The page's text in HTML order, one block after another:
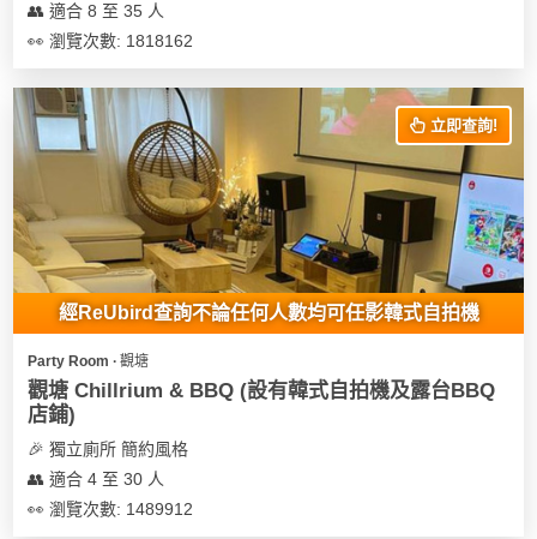
👥 適合 8 至 35 人
👀 瀏覽次數: 1818162
立即查詢!
經ReUbird查詢不論任何人數均可任影韓式自拍機
Party Room ∙ 觀塘
觀塘 Chillrium & BBQ (設有韓式自拍機及露台BBQ
店鋪)
🎉 獨立廁所 簡約風格
👥 適合 4 至 30 人
👀 瀏覽次數: 1489912